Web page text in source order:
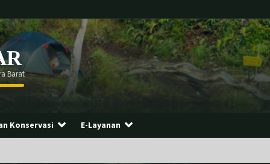
Barat
Konservasi E-Layanan